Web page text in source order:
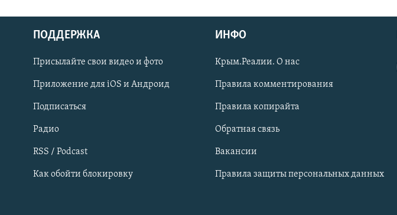
Українською
Qırımtatar
ПРИСОЕДИНЯЙТЕСЬ!
ПОДДЕРЖКА
Присылайте свои видео и фото
Приложение для iOS и Андроид
Подписаться
Радио
RSS / Podcast
Как обойти блокировку
ИНФО
Крым.Реалии. О нас
Правила комментирования
Правила копирайта
Обратная связь
Вакансии
Правила защиты персональных данных